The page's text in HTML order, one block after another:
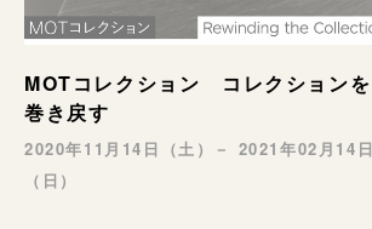
MOTコレクション コレクションを
巻き戻す
2020年11月14日（土）－ 2021年02月14日
（日）